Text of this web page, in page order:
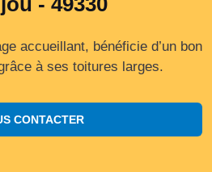
accueillant, bénéficie d’un bon
à ses toitures larges.
CONTACTER